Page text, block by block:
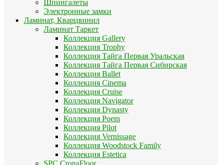
Шпингалеты
Электронные замки
Ламинат, Кварцвинил
Ламинат Таркет
Коллекция Gallery
Коллекция Trophy
Коллекция Тайга Первая Уральская
Коллекция Тайга Первая Сибирская
Коллекция Ballet
Коллекция Cinema
Коллекция Cruise
Коллекция Navigator
Коллекция Dynasty
Коллекция Poem
Коллекция Pilot
Коллекция Vernissage
Коллекция Woodstock Family
Коллекция Estetica
SPC CronaFloor